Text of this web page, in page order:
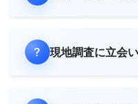
現地調査に立会